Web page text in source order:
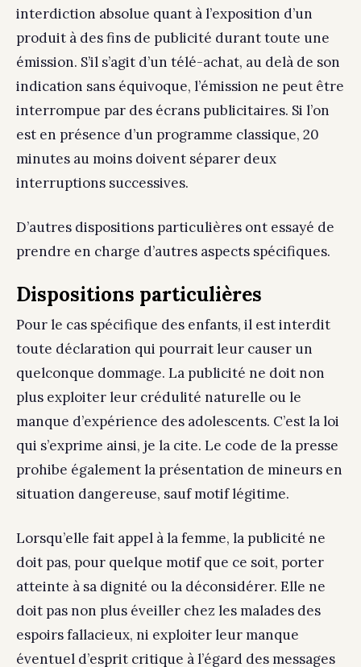
interdiction absolue quant à l’exposition d’un
produit à des fins de publicité durant toute une
émission. S’il s’agit d’un télé-achat, au delà de son
indication sans équivoque, l’émission ne peut être
interrompue par des écrans publicitaires. Si l’on
est en présence d’un programme classique, 20
minutes au moins doivent séparer deux
interruptions successives.
D’autres dispositions particulières ont essayé de
prendre en charge d’autres aspects spécifiques.
Dispositions particulières
Pour le cas spécifique des enfants, il est interdit
toute déclaration qui pourrait leur causer un
quelconque dommage. La publicité ne doit non
plus exploiter leur crédulité naturelle ou le
manque d’expérience des adolescents. C’est la loi
qui s’exprime ainsi, je la cite. Le code de la presse
prohibe également la présentation de mineurs en
situation dangereuse, sauf motif légitime.
Lorsqu’elle fait appel à la femme, la publicité ne
doit pas, pour quelque motif que ce soit, porter
atteinte à sa dignité ou la déconsidérer. Elle ne
doit pas non plus éveiller chez les malades des
espoirs fallacieux, ni exploiter leur manque
éventuel d’esprit critique à l’égard des messages